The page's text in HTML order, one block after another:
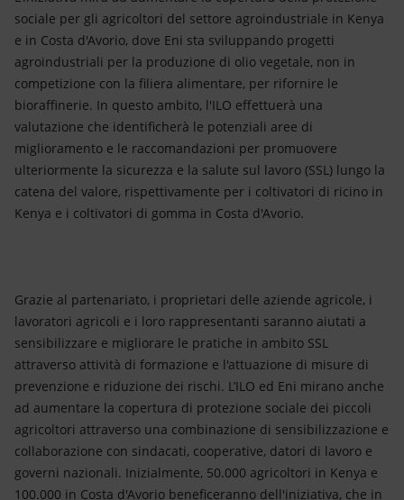
sociale per gli agricoltori del settore agroindustriale in Kenya
e in Costa d'Avorio, dove Eni sta sviluppando progetti
agroindustriali per la produzione di olio vegetale, non in
competizione con la filiera alimentare, per rifornire le
bioraffinerie. In questo ambito, l'ILO effettuerà una
valutazione che identificherà le potenziali aree di
miglioramento e le raccomandazioni per promuovere
ulteriormente la sicurezza e la salute sul lavoro (SSL) lungo la
catena del valore, rispettivamente per i coltivatori di ricino in
Kenya e i coltivatori di gomma in Costa d'Avorio.
Grazie al partenariato, i proprietari delle aziende agricole, i
lavoratori agricoli e i loro rappresentanti saranno aiutati a
sensibilizzare e migliorare le pratiche in ambito SSL
attraverso attività di formazione e l'attuazione di misure di
prevenzione e riduzione dei rischi. L’ILO ed Eni mirano anche
ad aumentare la copertura di protezione sociale dei piccoli
agricoltori attraverso una combinazione di sensibilizzazione e
collaborazione con sindacati, cooperative, datori di lavoro e
governi nazionali. Inizialmente, 50.000 agricoltori in Kenya e
100.000 in Costa d'Avorio beneficeranno dell'iniziativa, che in